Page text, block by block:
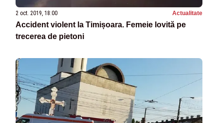
2 oct. 2019, 18:00 Actualitate
Accident violent la Timișoara. Femeie lovită pe
trecerea de pietoni